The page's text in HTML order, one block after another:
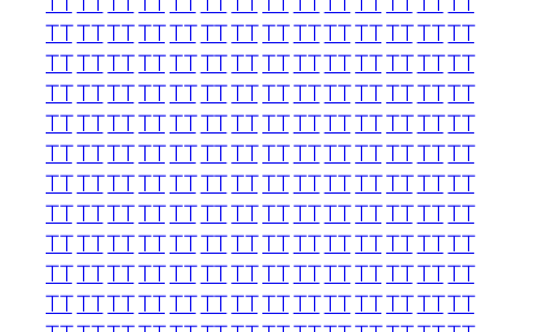
TTTTTTTTTTTTTTTTTTTTTTTTTTTT
TTTTTTTTTTTTTTTTTTTTTTTTTTTT
TTTTTTTTTTTTTTTTTTTTTTTTTTTT
TTTTTTTTTTTTTTTTTTTTTTTTTTTT
TTTTTTTTTTTTTTTTTTTTTTTTTTTT
TTTTTTTTTTTTTTTTTTTTTTTTTTTT
TTTTTTTTTTTTTTTTTTTTTTTTTTTT
TTTTTTTTTTTTTTTTTTTTTTTTTTTT
TTTTTTTTTTTTTTTTTTTTTTTTTTTT
TTTTTTTTTTTTTTTTTTTTTTTTTTTT